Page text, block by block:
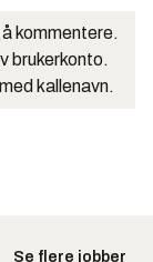
kommentere.
brukerkonto.
kallenavn.
Se flere jobber